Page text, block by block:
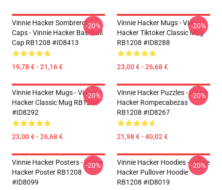
Vinnie Hacker Sombreros "
Caps - Vinnie Hacker Baseball
Cap RB1208 #ID8413
19,78 € - 21,16 €
-20%
Vinnie Hacker Mugs - Vinnie
Hacker Tiktoker Classic Mug
RB1208 #ID8288
23,00 € - 26,68 €
-20%
Vinnie Hacker Mugs - Vinnie
Hacker Classic Mug RB1208
#ID8292
23,00 € - 26,68 €
-20%
Vinnie Hacker Puzzles - Vinnie
Hacker Rompecabezas
RB1208 #ID8267
21,98 € - 40,02 €
-20%
Vinnie Hacker Posters - Vinnie
Hacker Poster RB1208
#ID8099
-20%
Vinnie Hacker Hoodies - Vinnie
Hacker Pullover Hoodie
RB1208 #ID8019
-20%